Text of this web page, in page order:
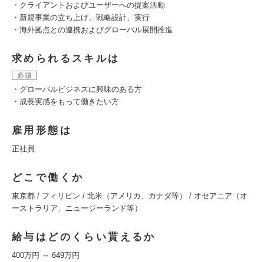
・クライアントおよびユーザーへの提案活動
・新規事業の立ち上げ、戦略設計、実行
・海外拠点との連携およびグローバル展開推進
求められるスキルは
必須
・グローバルビジネスに興味のある方
・成長実感をもって働きたい方
雇用形態は
正社員
どこで働くか
東京都 / フィリピン / 北米（アメリカ、カナダ等） / オセアニア（オ
ーストラリア、ニュージーランド等）
給与はどのくらい貰えるか
400万円 ～ 649万円